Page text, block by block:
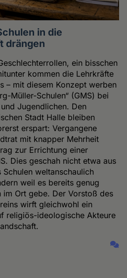
in die
drängen
ein bisschen
kommen die Lehrkräfte
– mit diesem Konzept werben
Müller-Schulen“ (GMS) bei
Jugendlichen. Den
Stadt Halle bleiben
erspart: Vergangene
mit knapper Mehrheit
zur Errichtung einer
Dies geschah nicht etwa aus
weltanschaulich
weil es bereits genug
im Ort gebe. Der Vorstoß des
wirft gleichwohl ein
religiös-ideologische Akteure